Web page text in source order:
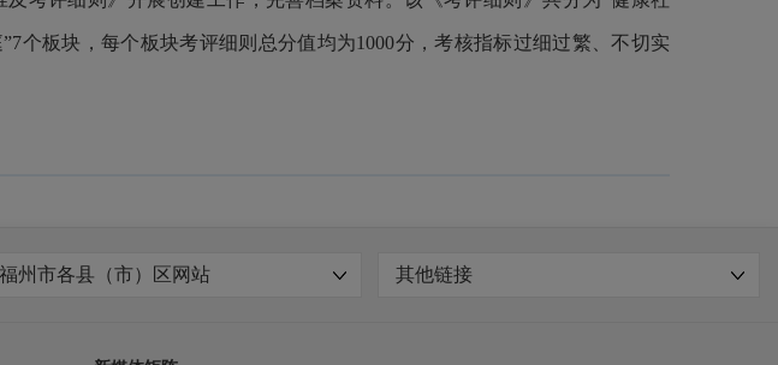
个板块，每个板块考评细则总分值均为1000分，考核指标过细过繁、不切实
福州市各县（市）区网站 其他链接